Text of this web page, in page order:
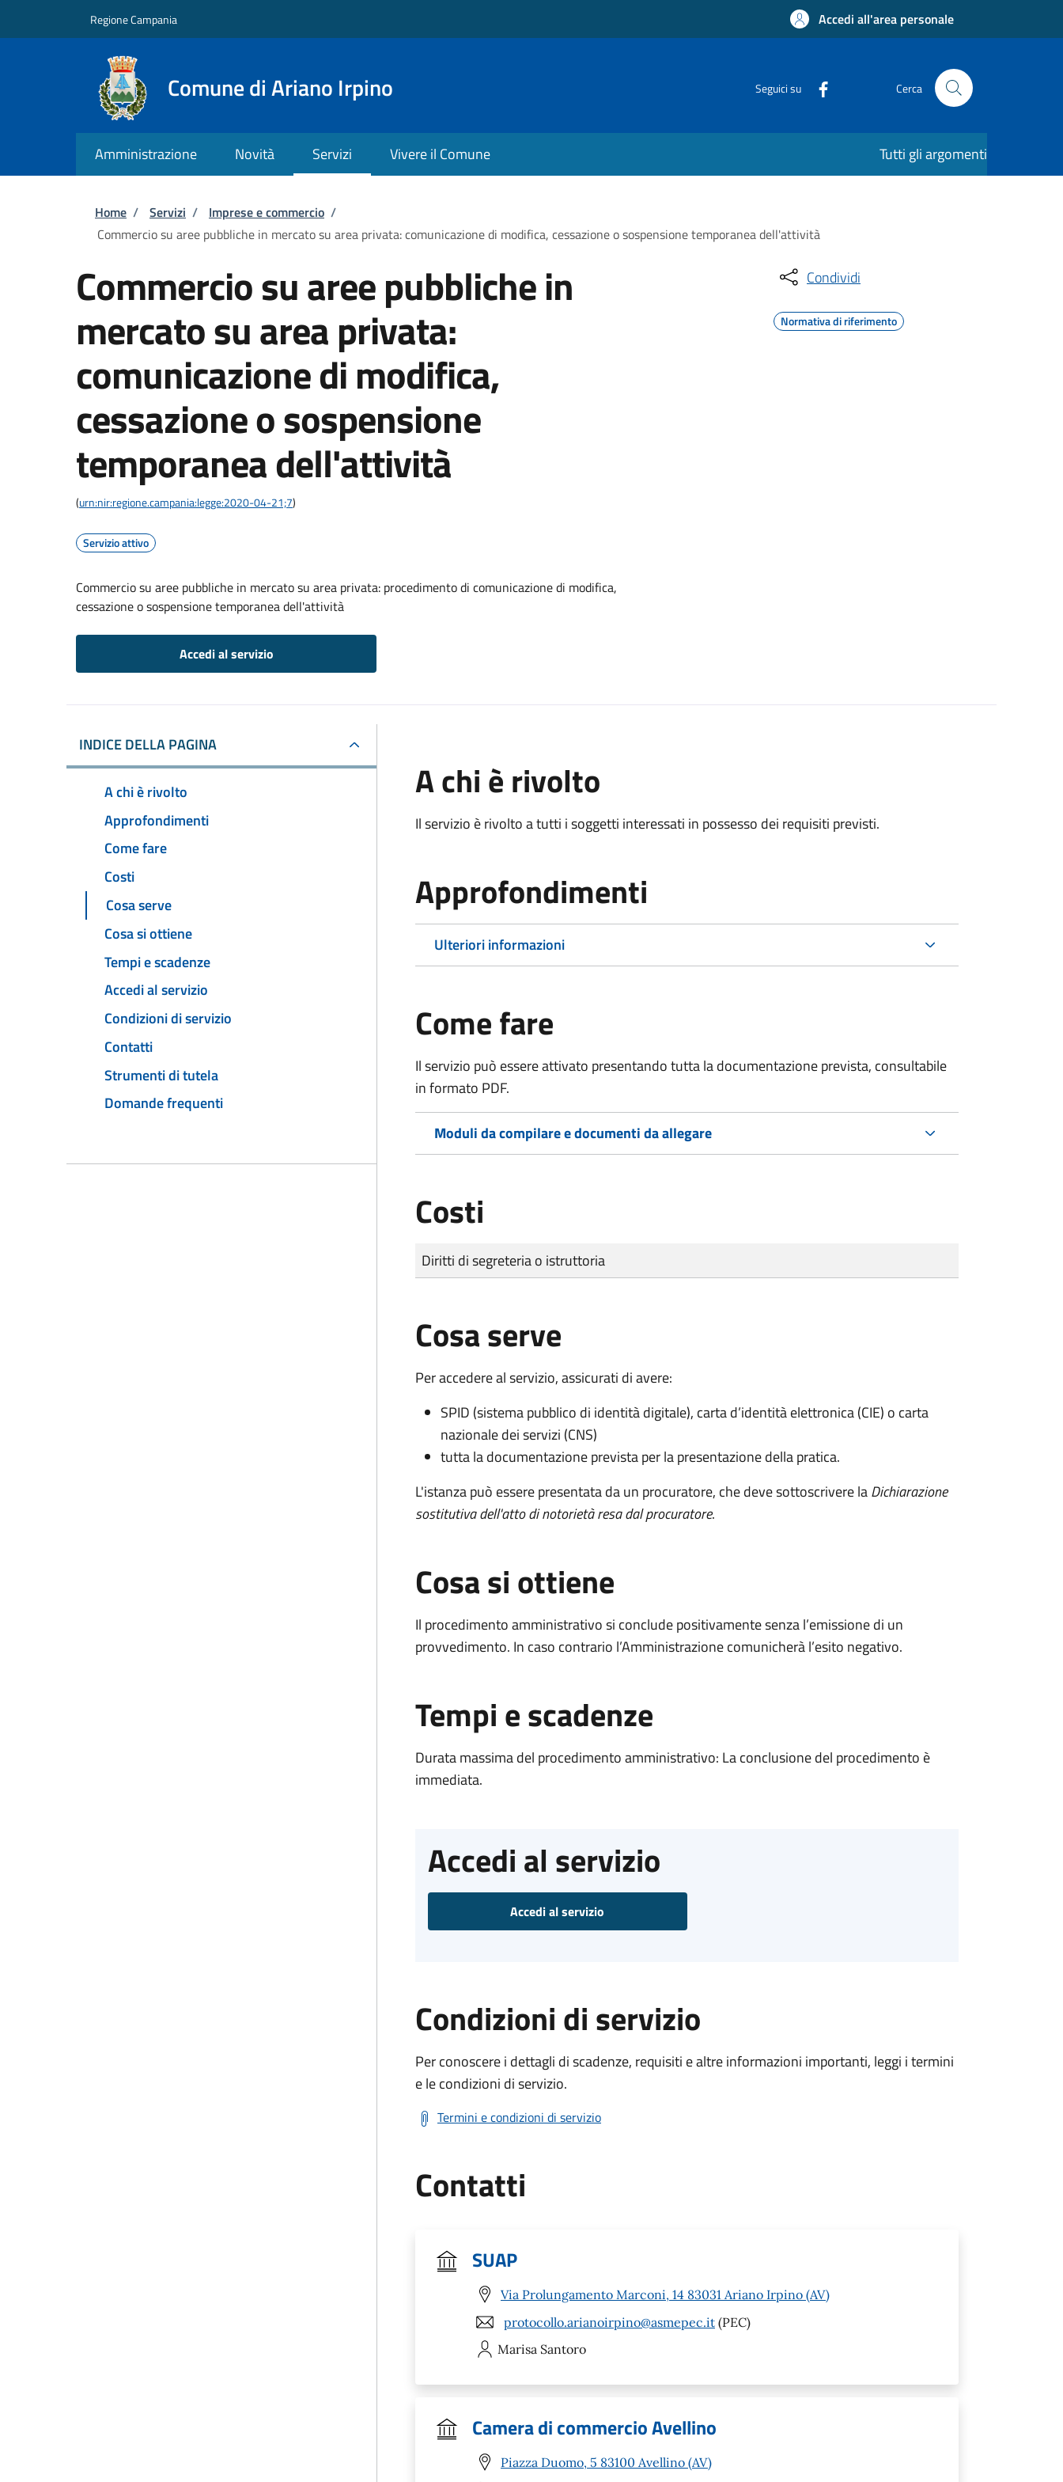
Regione Campania Accedi all'area personale
Comune di Ariano Irpino Seguici su Cerca
Amministrazione Novità Servizi Vivere il Comune Tutti gli argomenti
Briciole di pane
Home / Servizi / Imprese e commercio /
Commercio su aree pubbliche in mercato su area privata: comunicazione di modifica, cessazione o sospensione temporanea dell'attività
Commercio su aree pubbliche in
mercato su area privata:
comunicazione di modifica,
cessazione o sospensione
temporanea dell'attività
(urn:nir:regione.campania:legge:2020-04-21;7)
Servizio attivo
Commercio su aree pubbliche in mercato su area privata: procedimento di comunicazione di modifica,
cessazione o sospensione temporanea dell'attività
Accedi al servizio
Condividi
Normativa di riferimento
INDICE DELLA PAGINA
A chi è rivolto
Approfondimenti
Come fare
Costi
Cosa serve
Cosa si ottiene
Tempi e scadenze
Accedi al servizio
Condizioni di servizio
Contatti
Strumenti di tutela
Domande frequenti
A chi è rivolto
Il servizio è rivolto a tutti i soggetti interessati in possesso dei requisiti previsti.
Approfondimenti
Ulteriori informazioni
Come fare
Il servizio può essere attivato presentando tutta la documentazione prevista, consultabile
in formato PDF.
Moduli da compilare e documenti da allegare
Costi
Tipo di pagamento
Importo
Diritti di segreteria o istruttoria
Cosa serve
Per accedere al servizio, assicurati di avere:
SPID (sistema pubblico di identità digitale), carta d’identità elettronica (CIE) o carta
nazionale dei servizi (CNS)
tutta la documentazione prevista per la presentazione della pratica.
L'istanza può essere presentata da un procuratore, che deve sottoscrivere laDichiarazione
sostitutiva dell'atto di notorietà resa dal procuratore.
Cosa si ottiene
Il procedimento amministrativo si conclude positivamente senza l’emissione di un
provvedimento. In caso contrario l’Amministrazione comunicherà l’esito negativo.
Tempi e scadenze
Durata massima del procedimento amministrativo: La conclusione del procedimento è
immediata.
Accedi al servizio
Accedi al servizio
Condizioni di servizio
Per conoscere i dettagli di scadenze, requisiti e altre informazioni importanti, leggi i termini
e le condizioni di servizio.
Termini e condizioni di servizio
Contatti
SUAP
Via Prolungamento Marconi, 14 83031 Ariano Irpino (AV)
protocollo.arianoirpino@asmepec.it (PEC)
Marisa Santoro
Camera di commercio Avellino
Piazza Duomo, 5 83100 Avellino (AV)